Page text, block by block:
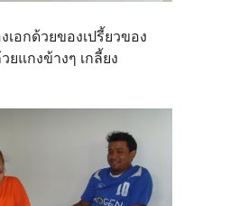
อกด้วยของเปรี้ยวของ
แกงข้างๆ เกลี้ยง